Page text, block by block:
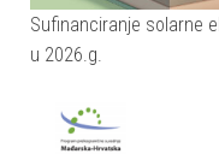
Sufinanciranje solarne
u 2026.g.